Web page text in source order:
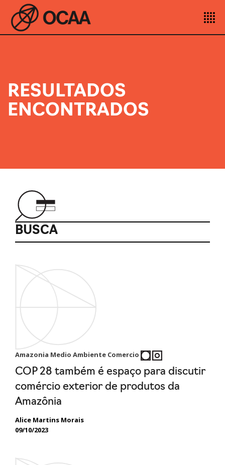
RESULTADOS
ENCONTRADOS
BUSCA
Amazonia Medio Ambiente Comercio
COP 28 também é espaço para discutir
comércio exterior de produtos da
Amazônia
Alice Martins Morais
09/10/2023